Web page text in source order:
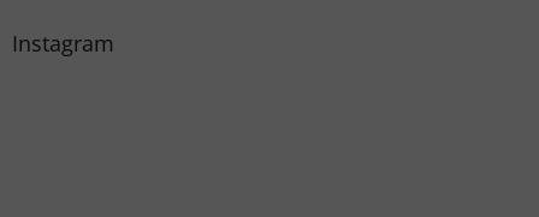
Instagram